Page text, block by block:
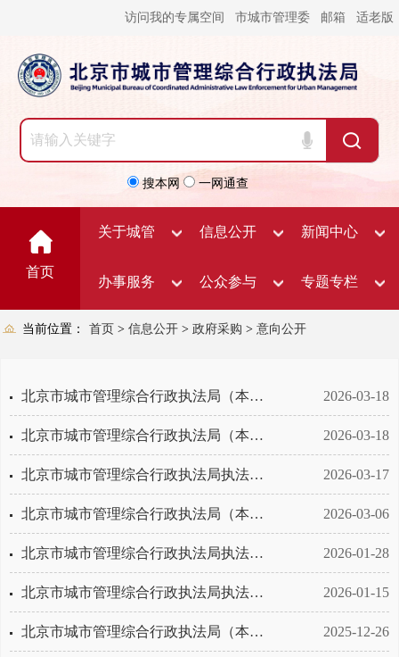
访问我的专属空间 市城市管理委 邮箱 适老版
搜本网 一网通查
首页
关于城管 信息公开 新闻中心
办事服务 公众参与 专题专栏
当前位置： 首页 > 信息公开 > 政府采购 > 意向公开
北京市城市管理综合行政执法局（本级）2026年5至5月政府采购意向 2026-03-18
北京市城市管理综合行政执法局（本级）2026年5至5月政府采购意向 2026-03-18
北京市城市管理综合行政执法局执法保障中心2026年5至5月政府采购意向 2026-03-17
北京市城市管理综合行政执法局（本级）2026年4至4月政府采购意向 2026-03-06
北京市城市管理综合行政执法局执法保障中心2026年3至3月政府采购意向 2026-01-28
北京市城市管理综合行政执法局执法保障中心2026年4至4月政府采购意向 2026-01-15
北京市城市管理综合行政执法局（本级）2026年2至2月政府采购意向 2025-12-26